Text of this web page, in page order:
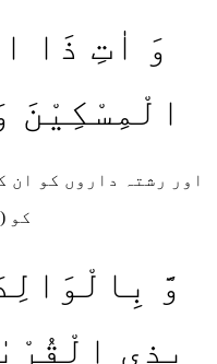
وَ اٰتِ ذَا
الْمِسْكِیْنَ
اور رشتہ داروں کو ان
کو
وَّ
بِذِی